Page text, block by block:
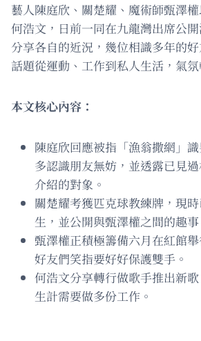
藝人陳庭欣、關楚耀、魔術師甄澤
何浩文，日前一同在九龍灣出席公
分享各自的近況，幾位相識多年的好
話題從運動、工作到私人生活，氣氛
本文核心內容：
陳庭欣回應被指「漁翁撒網」
多認識朋友無妨，並透露已見過
介紹的對象。
關楚耀考獲匹克球教練牌，現
生，並公開與甄澤權之間的趣事
甄澤權正積極籌備六月在紅館
好友們笑指要好好保護雙手。
何浩文分享轉行做歌手推出新
生計需要做多份工作。